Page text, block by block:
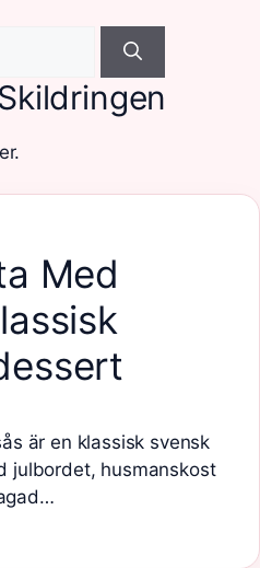
Med
är en klassisk svensk
julbordet, husmanskost